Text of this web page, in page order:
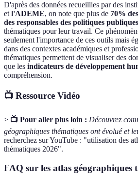
D'après des données recueillies par des
etl'ADEME, on note que plus de 70%
des responsables des politiques publiques
thématiques pour leur travail. Ce
seulement l'importance de ces outils mais
dans des contextes académiques et
thématiques permettent de visualiser des
que les indicateurs de développement
compréhension.
📺 Ressource Vidéo
> 📺 Pour aller plus loin : Découvrez
géographiques thématiques ont évolué et
recherchez sur YouTube : "utilisation des
thématiques 2026".
FAQ sur les atlas géographiques